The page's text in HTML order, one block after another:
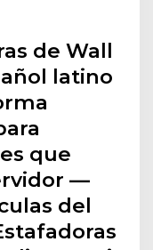
de Wall
latino
que
—
del